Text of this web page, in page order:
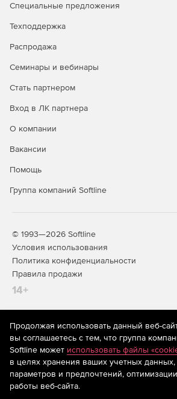
Специальные предложения
Техподдержка
Распродажа
Семинары и вебинары
Стать партнером
Вход в ЛК партнера
О компании
Вакансии
Помощь
Группа компаний Softline
© 1993—2026 Softline
Условия использования
Политика конфиденциальности
Правила продажи
14+
На информационном ресурсе
рекомендательные технологии
предоставления информации на основе
систематизации и анализа сведений,
предпочтениям пользователей сети
находящихся на территории Российской
Продолжая использовать данный веб-
вы соглашаетесь с тем, что группа
Softline может использовать файлы
в целях хранения ваших учетных данных,
параметров и предпочтений, оптимизации
работы веб-сайта.